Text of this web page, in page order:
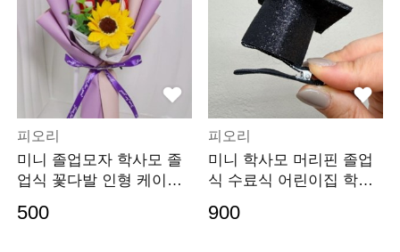
피오리
미니 졸업모자 학사모 졸
업식 꽃다발 인형 케이크
500
피오리
미니 학사모 머리핀 졸업
식 수료식 어린이집 학교
900